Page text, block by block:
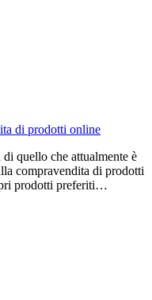
di prodotti online
quello che attualmente è
compravendita di prodotti
prodotti preferiti…